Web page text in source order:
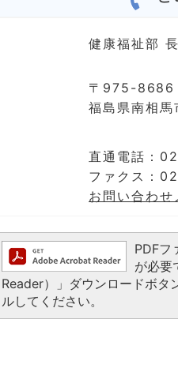
健康福祉部
〒975-8686
福島県南相馬
直通電話：
ファクス：
お問い合わせ
PDFフ
が必要
Reader）」ダウンロードボタ
ルしてください。